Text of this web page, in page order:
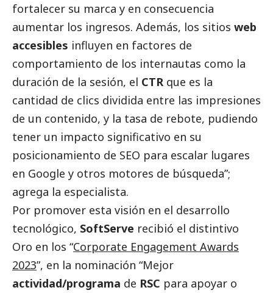
fortalecer su marca y en consecuencia
aumentar los ingresos. Además, los sitios web
accesibles influyen en factores de
comportamiento de los internautas como la
duración de la sesión, el CTR que es la
cantidad de clics dividida entre las impresiones
de un contenido, y la tasa de rebote, pudiendo
tener un impacto significativo en su
posicionamiento de SEO para escalar lugares
en Google y otros motores de búsqueda”;
agrega la especialista.
Por promover esta visión en el desarrollo
tecnológico, SoftServe recibió el distintivo
Oro en los “Corporate Engagement Awards
2023”, en la nominación “Mejor
actividad/programa de RSC para apoyar o